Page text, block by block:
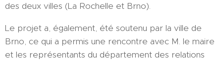
des deux villes (La Rochelle et Brno).
Le projet a, également, été soutenu par la ville de
Brno, ce qui a permis une rencontre avec M. le maire
et les représentants du département des relations